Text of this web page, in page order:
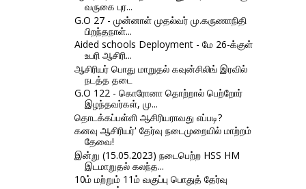
வருகை புர...
G.O 27 - முன்னாள் முதல்வர் மு.கருணாநிதி
பிறந்தநாள்...
Aided schools Deployment - மே 26-க்குள்
உபரி ஆசிரி...
ஆசிரியர் பொது மாறுதல் கவுன்சிலிங் இரவில்
நடத்த தடை
G.O 122 - கொரோனா தொற்றால் பெற்றோர்
இழந்தவர்கள், மு...
தொடக்கப்பள்ளி ஆசிரியராவது எப்படி?
கனவு ஆசிரியர்' தேர்வு நடைமுறையில் மாற்றம்
தேவை!
இன்று (15.05.2023) நடைபெற்ற HSS HM
இடமாறுதல் கலந்த...
10ம் மற்றும் 11ம் வகுப்பு பொதுத் தேர்வு